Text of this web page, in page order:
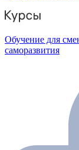
Обучение для
саморазвития